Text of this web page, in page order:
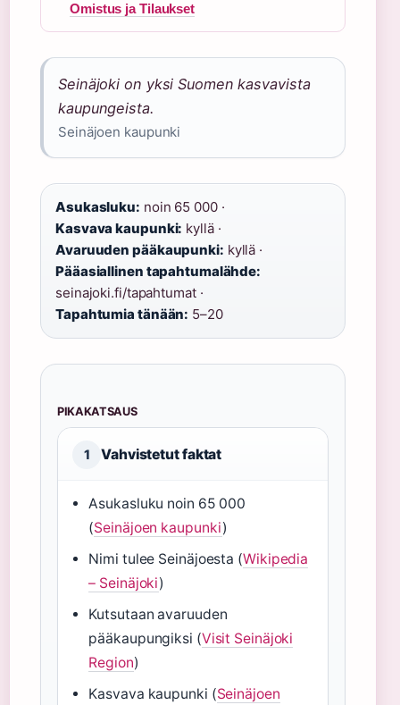
Omistus ja Tilaukset
Seinäjoki on yksi Suomen kasvavista
kaupungeista.
Seinäjoen kaupunki
Asukasluku: noin 65 000 ·
Kasvava kaupunki: kyllä ·
Avaruuden pääkaupunki: kyllä ·
Pääasiallinen tapahtumalähde:
seinajoki.fi/tapahtumat ·
Tapahtumia tänään: 5–20
PIKAKATSAUS
1 Vahvistetut faktat
Asukasluku noin 65 000
(Seinäjoen kaupunki)
Nimi tulee Seinäjoesta (Wikipedia
– Seinäjoki)
Kutsutaan avaruuden
pääkaupungiksi (Visit Seinäjoki
Region)
Kasvava kaupunki (Seinäjoen